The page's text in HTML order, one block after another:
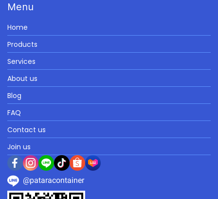
Menu
Home
Products
Services
About us
Blog
FAQ
Contact us
Join us
@pataracontainer